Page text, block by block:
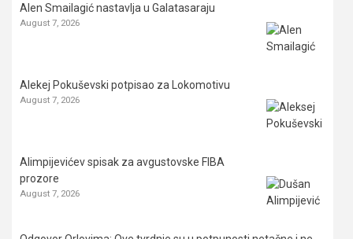
Alen Smailagić nastavlja u Galatasaraju
August 7, 2026
Alekej Pokuševski potpisao za Lokomotivu
August 7, 2026
Alimpijevićev spisak za avgustovske FIBA
prozore
August 7, 2026